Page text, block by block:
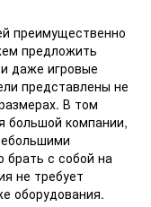
преимущественно
предложить
даже игровые
представлены не
В том
большой компании,
брать с собой на
не требует
оборудования.